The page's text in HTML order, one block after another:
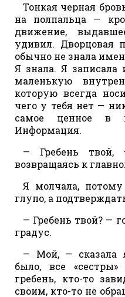
Тонкая черная
на полпальца —
движение,
удивил. Дворцовая
обычно не знала
Я знала. Я
маленькую
которую всегда
чего у тебя нет —
самое ценное в
Информация.
— Гребень твой,
возвращаясь к
Я молчала,
глупо, а
— Гребень твой? —
градус.
— Мой, — сказала
было, все
гребень, кто-то
своим, кто-то не